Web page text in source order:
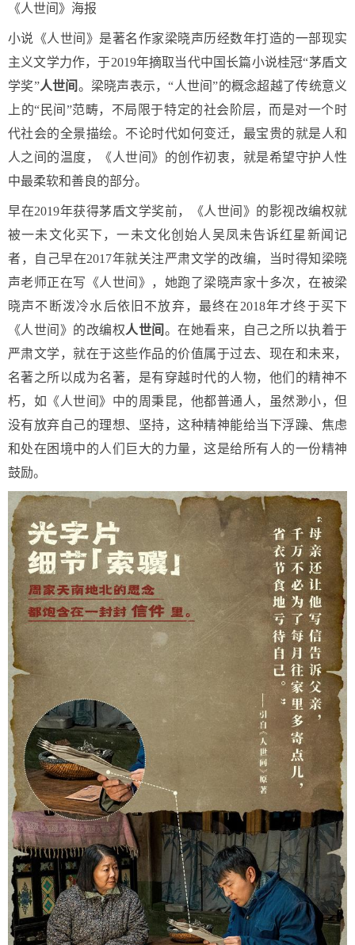
《人世间》海报
小说《人世间》是著名作家梁晓声历经数年打造的一部现实
主义文学力作，于2019年摘取当代中国长篇小说桂冠“茅盾文
学奖”人世间 。梁晓声表示，“人世间”的概念超越了传统意义
上的“民间”范畴，不局限于特定的社会阶层，而是对一个时
代社会的全景描绘。不论时代如何变迁，最宝贵的就是人和
人之间的温度，《人世间》的创作初衷，就是希望守护人性
中最柔软和善良的部分。
早在2019年获得茅盾文学奖前，《人世间》的影视改编权就
被一未文化买下，一未文化创始人吴凤未告诉红星新闻记
者，自己早在2017年就关注严肃文学的改编，当时得知梁晓
声老师正在写《人世间》，她跑了梁晓声家十多次，在被梁
晓声不断泼冷水后依旧不放弃，最终在2018年才终于买下
《人世间》的改编权人世间 。在她看来，自己之所以执着于
严肃文学，就在于这些作品的价值属于过去、现在和未来，
名著之所以成为名著，是有穿越时代的人物，他们的精神不
朽，如《人世间》中的周秉昆，他都普通人，虽然渺小，但
没有放弃自己的理想、坚持，这种精神能给当下浮躁、焦虑
和处在困境中的人们巨大的力量，这是给所有人的一份精神
鼓励。